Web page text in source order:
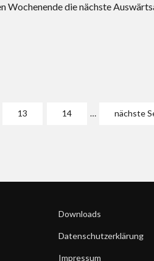
Wochenende die nächste
13 14 … nächste
Downloads
Datenschutzerklärung
Impressum